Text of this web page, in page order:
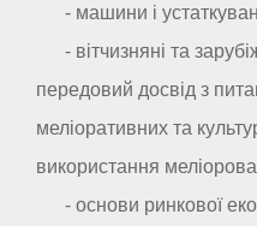
- машини і
- вітчизняні та
передовий досвід з
меліоративних та
використання
- основи ринкової